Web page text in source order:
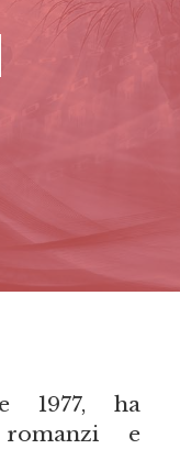
1977, ha
e